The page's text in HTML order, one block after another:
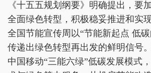
《十五五规划纲要》明确提出，要
全面绿色转型，积极稳妥推进和实
全国节能宣传周以“节能新起点 低碳
传递出绿色转型再出发的鲜明信号
中国移动“三能六绿”低碳发展模式